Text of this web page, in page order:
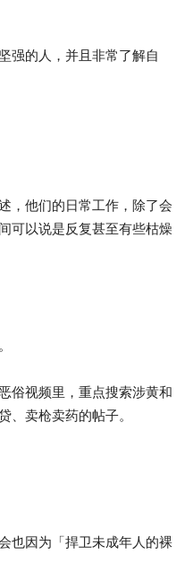
强的人，并且非常了解自
，他们的日常工作，除了会
可以说是反复甚至有些枯燥
俗视频里，重点搜索涉黄和
、卖枪卖药的帖子。
也因为「捍卫未成年人的裸